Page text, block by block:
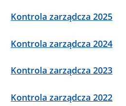
Kontrola zarządcza 2025
Kontrola zarządcza 2024
Kontrola zarządcza 2023
Kontrola zarządcza 2022